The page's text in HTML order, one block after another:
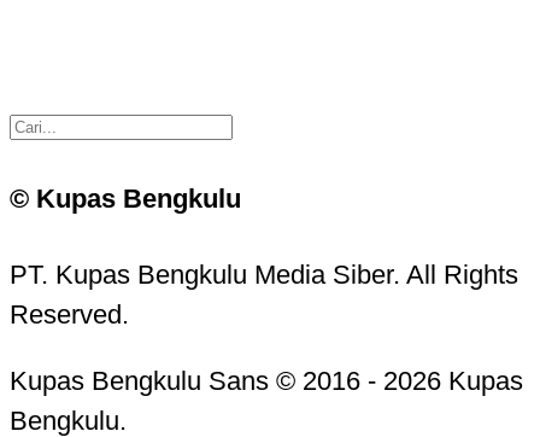
© Kupas Bengkulu
PT. Kupas Bengkulu Media Siber. All Rights
Reserved.
Kupas Bengkulu Sans © 2016 - 2026 Kupas
Bengkulu.